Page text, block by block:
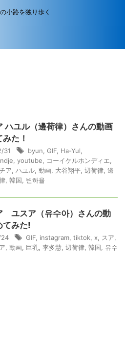
小路を独り歩く
ハユル（邊荷律）さんの動画
た！
31 byun GIF Ha-Yul
youtube コーイケルホンディエ
ア ハユル 動画 大谷翔平 辺荷律 邊
韓国 변하율
ユスア（유수아）さんの動
てみた!
GIF instagram tiktok x スア
動画 巨乳 李多慧 辺荷律 韓国
유수